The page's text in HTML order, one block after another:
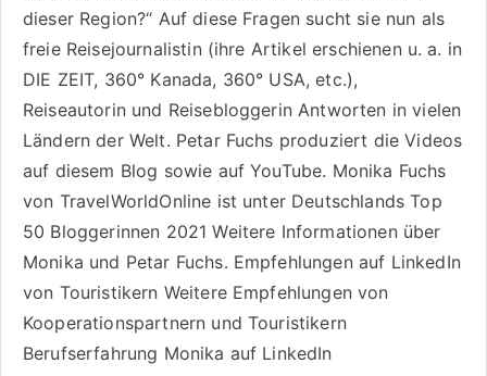
dieser Region?“ Auf diese Fragen sucht sie nun als
freie Reisejournalistin (ihre Artikel erschienen u. a. in
DIE ZEIT, 360° Kanada, 360° USA, etc.),
Reiseautorinund Reisebloggerin Antworten in vielen
Ländern der Welt. Petar Fuchs produziert die Videos
auf diesem Blog sowie aufYouTube. Monika Fuchs
von TravelWorldOnline ist unter Deutschlands Top
50 Bloggerinnen 2021 Weitere Informationen über
Monika und Petar Fuchs. Empfehlungen auf LinkedIn
von Touristikern Weitere Empfehlungen von
Kooperationspartnern und Touristikern
Berufserfahrung Monika auf LinkedIn